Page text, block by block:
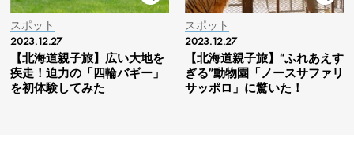
スポット
2023.12.27
【北海道親子旅】広い大地を
疾走！迫力の「四輪バギー」
を初体験してみた
スポット
2023.12.27
【北海道親子旅】“ふれあえす
ぎる”動物園「ノースサファリ
サッポロ」に驚いた！